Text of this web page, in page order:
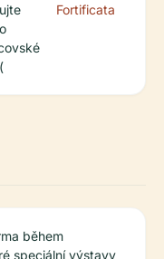
Fortificata
během
speciální výstavy